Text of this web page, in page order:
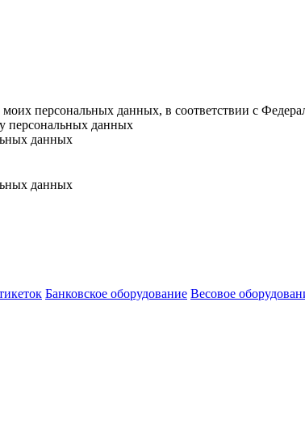
моих персональных данных, в соответствии с
персональных данных
данных
данных
Банковское оборудование Весовое